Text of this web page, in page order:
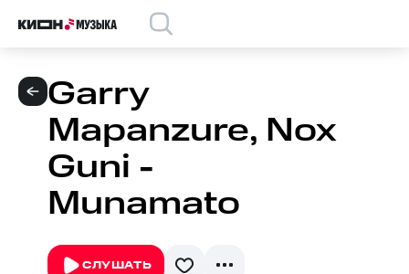
Garry
Mapanzure, Nox
Guni -
Munamato
СЛУШАТЬ